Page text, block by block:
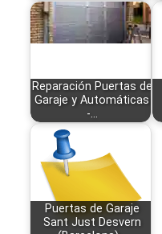
Reparación Puertas de
Garaje y Automáticas
-…
Puertas de Garaje
Sant Just Desvern